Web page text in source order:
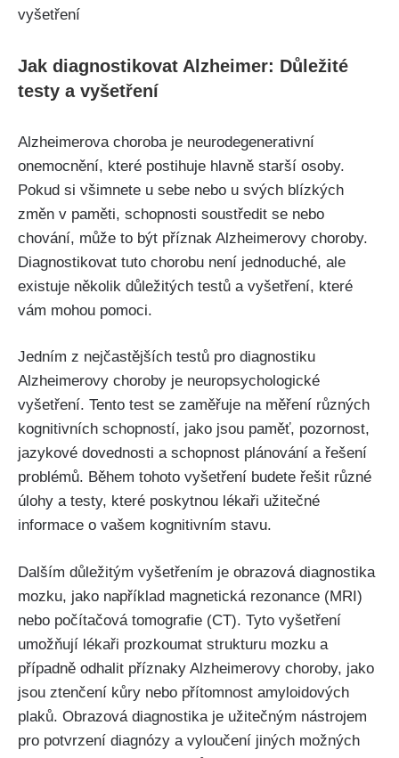
Jak diagnostikovat Alzheimer: Důležité
testy a vyšetření
Alzheimerova choroba je neurodegenerativní
onemocnění, které postihuje hlavně starší osoby.
Pokud si všimnete u sebe nebo u svých blízkých
změn v paměti, schopnosti soustředit se nebo
chování, může to být příznak Alzheimerovy choroby.
Diagnostikovat tuto chorobu není jednoduché, ale
existuje několik důležitých testů a vyšetření, které
vám mohou pomoci.
Jedním z nejčastějších testů pro diagnostiku
Alzheimerovy choroby je neuropsychologické
vyšetření. Tento test se zaměřuje na měření různých
kognitivních schopností, jako jsou paměť, pozornost,
jazykové dovednosti a schopnost plánování a řešení
problémů. Během tohoto vyšetření budete řešit různé
úlohy a testy, které poskytnou lékaři užitečné
informace o vašem kognitivním stavu.
Dalším důležitým vyšetřením je obrazová diagnostika
mozku, jako například magnetická rezonance (MRI)
nebo počítačová tomografie (CT). Tyto vyšetření
umožňují lékaři prozkoumat strukturu mozku a
případně odhalit příznaky Alzheimerovy choroby, jako
jsou ztenčení kůry nebo přítomnost amyloidových
plaků. Obrazová diagnostika je užitečným nástrojem
pro potvrzení diagnózy a vyloučení jiných možných